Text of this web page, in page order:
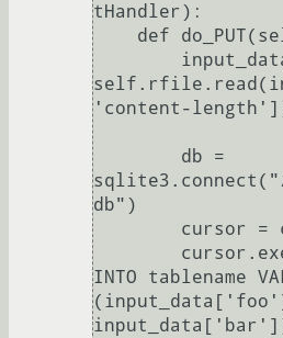
tHandler):
'content-
db")
INTO tablename